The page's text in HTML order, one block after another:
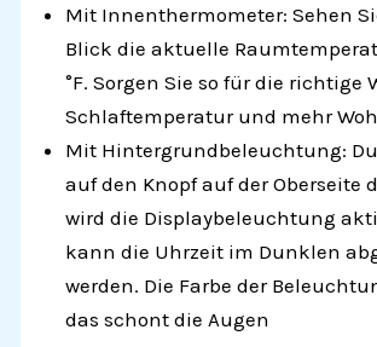
Mit Innenthermometer: Sehen
Blick die aktuelle
°F. Sorgen Sie so für die richtige
Schlaftemperatur und mehr
Mit Hintergrundbeleuchtung:
auf den Knopf auf der Oberseite
wird die Displaybeleuchtung
kann die Uhrzeit im Dunklen
werden. Die Farbe der
das schont die Augen